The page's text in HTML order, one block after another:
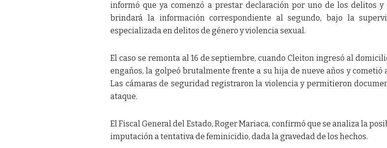
informó que ya comenzó a prestar declaración por uno de los delitos y
brindará la información correspondiente al segundo, bajo la
especializada en delitos de género y violencia sexual.
El caso se remonta al 16 de septiembre, cuando Cleiton ingresó al
engaños, la golpeó brutalmente frente a su hija de nueve años y cometió
Las cámaras de seguridad registraron la violencia y permitieron
ataque.
El Fiscal General del Estado, Roger Mariaca, confirmó que se analiza la
imputación a tentativa de feminicidio, dada la gravedad de los hechos.